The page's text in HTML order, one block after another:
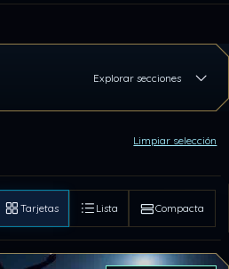
Explorar secciones
Limpiar selección
Tarjetas Lista Compacta